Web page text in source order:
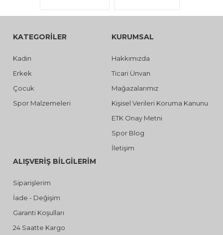
KATEGORİLER
Kadın
Erkek
Çocuk
Spor Malzemeleri
KURUMSAL
Hakkımızda
Ticari Ünvan
Mağazalarımız
Kişisel Verileri Koruma Kanunu
ETK Onay Metni
Spor Blog
İletişim
ALIŞVERİŞ BİLGİLERİM
Siparişlerim
İade - Değişim
Garanti Koşulları
24 Saatte Kargo